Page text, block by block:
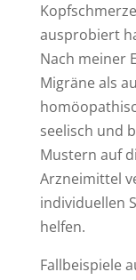
ausprobiert
Nach meiner
Migräne als
seelisch und
Mustern auf
Arzneimittel
individuellen
helfen.
Fallbeispiele